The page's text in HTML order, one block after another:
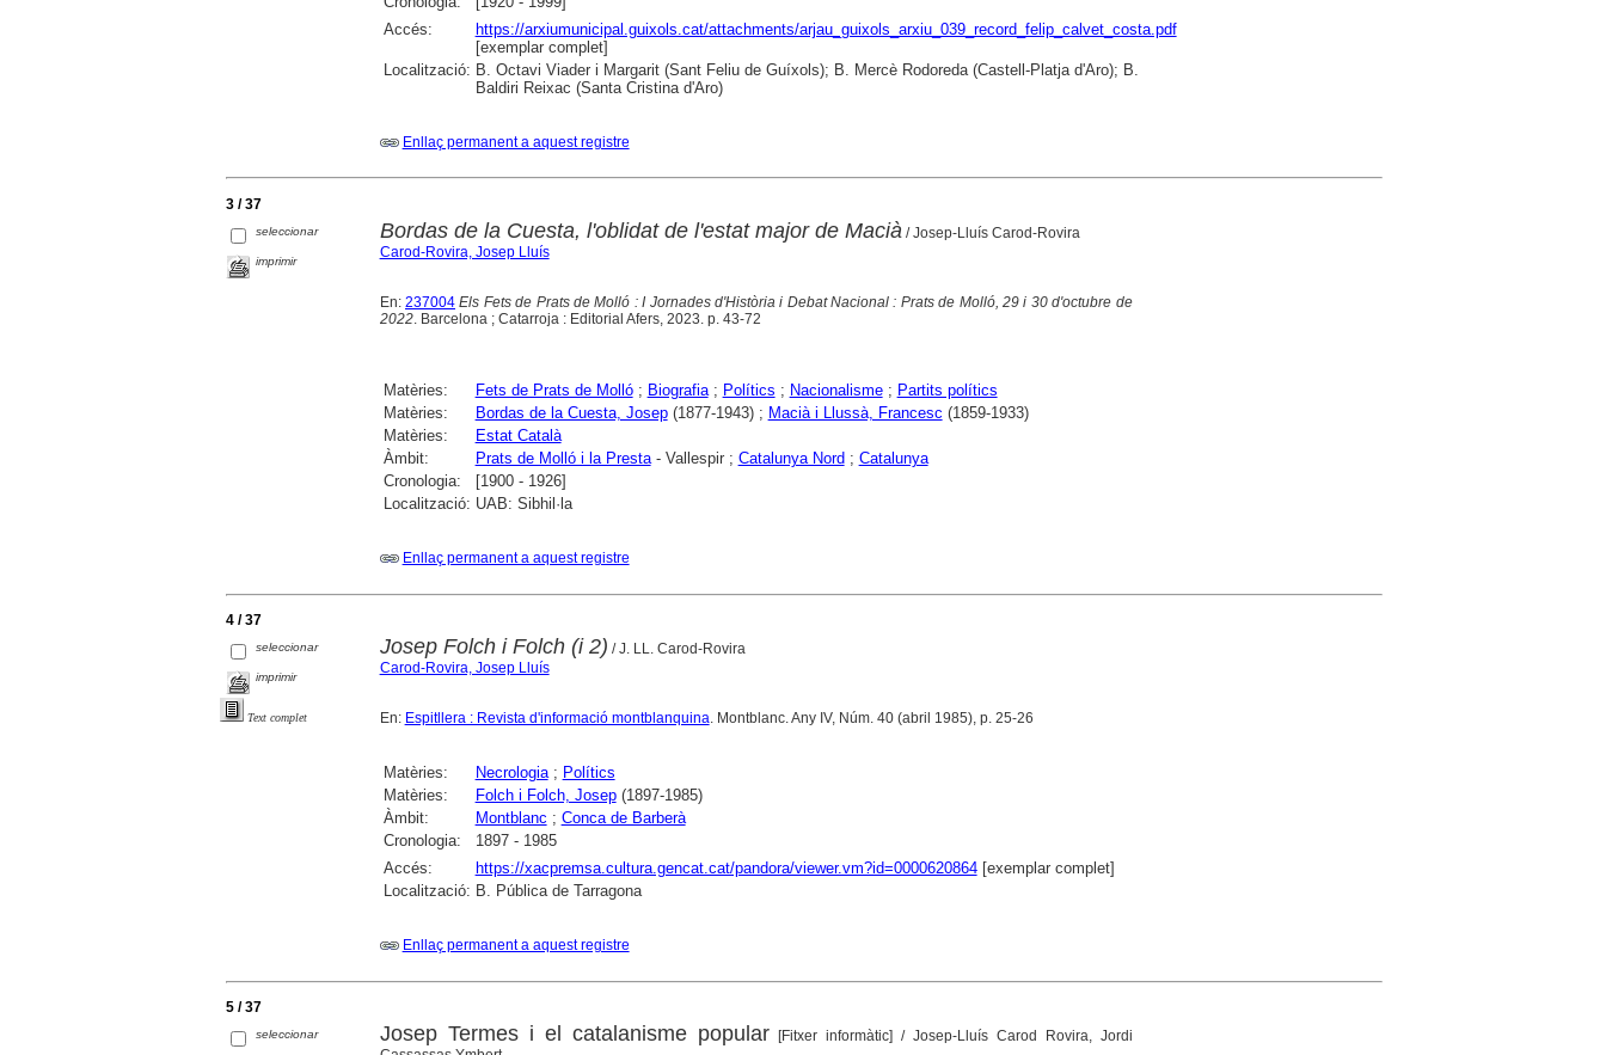
Accés:
https://arxiumunicipal.guixols.cat/attachments/arjau_guixols_arxiu_039_record_felip_calvet_costa.pdf
[exemplar complet]
Localització: B. Octavi Viader i Margarit (Sant Feliu de Guíxols); B. Mercè Rodoreda (Castell-Platja d'Aro); B.
Baldiri Reixac (Santa Cristina d'Aro)
Enllaç permanent a aquest registre
3 / 37
seleccionar
imprimir
Bordas de la Cuesta, l'oblidat de l'estat major de Macià/ Josep-Lluís Carod-Rovira
Carod-Rovira, Josep Lluís
En: 237004 Els Fets de Prats de Molló : I Jornades d'Història i Debat Nacional : Prats de Molló, 29 i 30 d'octubre de
2022. Barcelona ; Catarroja : Editorial Afers, 2023. p. 43-72
Matèries: Fets de Prats de Molló; Biografia; Polítics ; Nacionalisme; Partits polítics
Matèries:
Bordas de la Cuesta, Josep(1877-1943) ; Macià i Llussà, Francesc (1859-1933)
Matèries:
Estat Català
Àmbit:
Prats de Molló i la Presta- Vallespir ; Catalunya Nord ; Catalunya
Cronologia:
[1900 - 1926]
Localització: UAB: Sibhil·la
Enllaç permanent a aquest registre
4 / 37
seleccionar
imprimir
Text complet
Josep Folch i Folch (i 2) / J. LL. Carod-Rovira
Carod-Rovira, Josep Lluís
En: Espitllera : Revista d'informació montblanquina. Montblanc. Any IV, Núm. 40 (abril 1985), p. 25-26
Matèries: Necrologia; Polítics
Matèries:
Folch i Folch, Josep(1897-1985)
Àmbit:
Montblanc ; Conca de Barberà
Cronologia:
1897 - 1985
Accés:
https://xacpremsa.cultura.gencat.cat/pandora/viewer.vm?id=0000620864[exemplar complet]
Localització: B. Pública de Tarragona
Enllaç permanent a aquest registre
5 / 37
seleccionar Josep Termes i el catalanisme popular[Fitxer informàtic] / Josep-Lluís Carod Rovira, Jordi